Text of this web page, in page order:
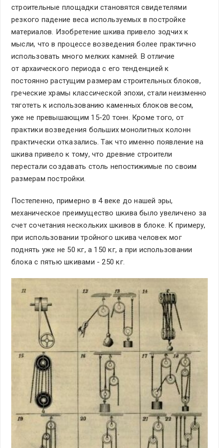
строительные площадки становятся свидетелями
резкого падение веса используемых в постройке
материалов. Изобретение шкива привело зодчих к
мысли, что в процессе возведения более практично
использовать много мелких камней. В отличие
от архаического периода с его тенденцией к
постоянно растущим размерам строительных блоков,
греческие храмы классической эпохи, стали неизменно
тяготеть к использованию каменных блоков весом,
уже не превышающим 15-20 тонн. Кроме того, от
практики возведения больших монолитных колонн
практически отказались. Так что именно появление на
шкива привело к тому, что древние строители
перестали создавать столь непостижимые по своим
размерам постройки.
Постепенно, примерно в 4 веке до нашей эры,
механическое преимущество шкива было увеличено за
счет сочетания нескольких шкивов в блоке. К примеру,
при использовании тройного шкива человек мог
поднять уже не 50 кг, а 150 кг, а при использовании
блока с пятью шкивами - 250 кг.